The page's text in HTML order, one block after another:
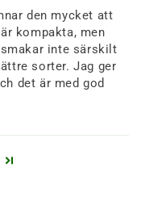
den mycket att
kompakta, men
inte särskilt
sorter. Jag ger
det är med god